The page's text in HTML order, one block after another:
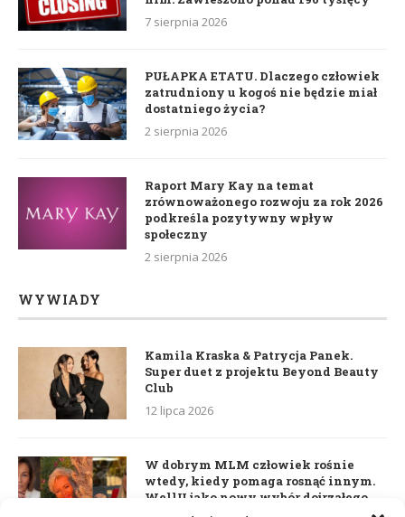
7 sierpnia 2026
PUŁAPKA ETATU. Dlaczego człowiek
zatrudniony u kogoś nie będzie miał
dostatniego życia?
2 sierpnia 2026
Raport Mary Kay na temat
zrównoważonego rozwoju za rok 2026
podkreśla pozytywny wpływ
społeczny
2 sierpnia 2026
WYWIADY
Kamila Kraska & Patrycja Panek.
Super duet z projektu Beyond Beauty
Club
12 lipca 2026
W dobrym MLM człowiek rośnie
wtedy, kiedy pomaga rosnąć innym.
WellU jako nowy wybór dojrzałego